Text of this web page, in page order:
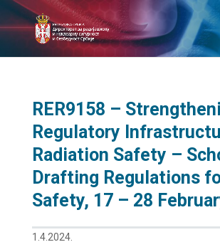
RER9158 –
Regulatory
Radiation Safety –
Drafting Regulations
Safety, 17 – 28
1.4.2024.